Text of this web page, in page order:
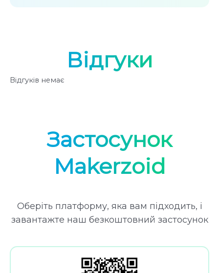
Відгуки
Відгуків немає
Застосунок
Makerzoid
Оберіть платформу, яка вам підходить, і
завантажте наш безкоштовний застосунок